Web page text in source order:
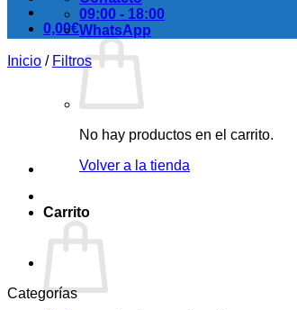
0,00€
No hay productos en el carrito.
Volver a la tienda
Carrito
09:00 - 18:00
WhatsApp
Inicio / Filtros
Categorías